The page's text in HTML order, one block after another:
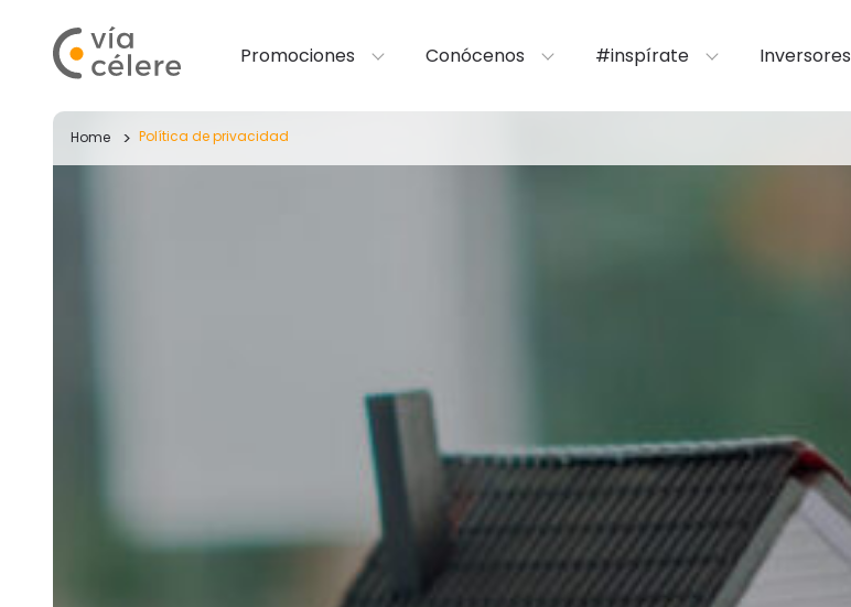
Promociones Conócenos #inspírate Inversores
Home Política de privacidad